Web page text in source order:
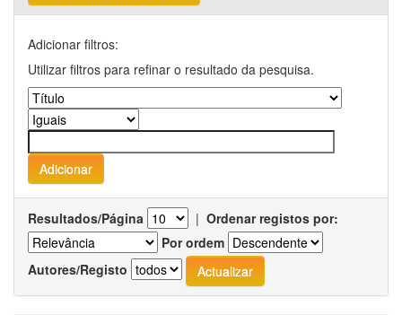
Adicionar filtros:
Utilizar filtros para refinar o resultado da pesquisa.
Resultados/Página | Ordenar registos por:
Por ordem
Autores/Registo